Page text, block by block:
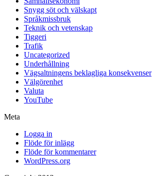
Snygg söt och välskapt
Språkmissbruk
Teknik och vetenskap
Tiggeri
Trafik
Uncategorized
Underhållning
Vägsaltningens beklagliga konsekvenser
Välgörenhet
Valuta
YouTube
Meta
Logga in
Flöde för inlägg
Flöde för kommentarer
WordPress.org